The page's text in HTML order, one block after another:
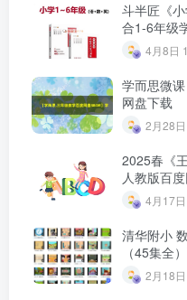
斗半匠《
合1-6年级
4月8日
学而思微
网盘下载
2月28
2025春《
人教版百
4月17
清华附小
（45集全
2月18